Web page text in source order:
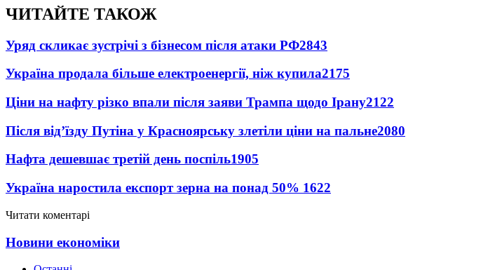
ЧИТАЙТЕ ТАКОЖ
Уряд скликає зустрічі з бізнесом після атаки РФ2843
Україна продала більше електроенергії, ніж купила2175
Ціни на нафту різко впали після заяви Трампа щодо Ірану2122
Після від’їзду Путіна у Красноярську злетіли ціни на пальне2080
Нафта дешевшає третій день поспіль1905
Україна наростила експорт зерна на понад 50% 1622
Читати коментарі
Новини економіки